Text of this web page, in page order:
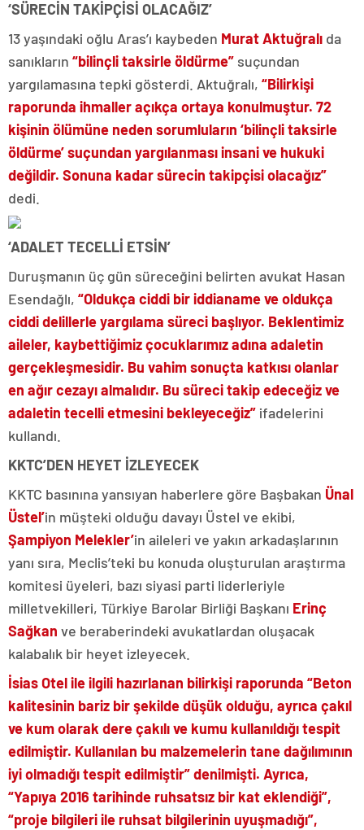
‘SÜRECİN TAKİPÇİSİ OLACAĞIZ’
13 yaşındaki oğlu Aras’ı kaybeden Murat Aktuğralı da
sanıkların “bilinçli taksirle öldürme” suçundan
yargılamasına tepki gösterdi. Aktuğralı, “Bilirkişi
raporunda ihmaller açıkça ortaya konulmuştur. 72
kişinin ölümüne neden sorumluların ‘bilinçli taksirle
öldürme’ suçundan yargılanması insani ve hukuki
değildir. Sonuna kadar sürecin takipçisi olacağız”
dedi.
‘ADALET TECELLİ ETSİN’
Duruşmanın üç gün süreceğini belirten avukat Hasan
Esendağlı, “Oldukça ciddi bir iddianame ve oldukça
ciddi delillerle yargılama süreci başlıyor. Beklentimiz
aileler, kaybettiğimiz çocuklarımız adına adaletin
gerçekleşmesidir. Bu vahim sonuçta katkısı olanlar
en ağır cezayı almalıdır. Bu süreci takip edeceğiz ve
adaletin tecelli etmesini bekleyeceğiz” ifadelerini
kullandı.
KKTC’DEN HEYET İZLEYECEK
KKTC basınına yansıyan haberlere göre Başbakan Ünal
Üstel’in müşteki olduğu davayı Üstel ve ekibi,
Şampiyon Melekler’in aileleri ve yakın arkadaşlarının
yanı sıra, Meclis’teki bu konuda oluşturulan araştırma
komitesi üyeleri, bazı siyasi parti liderleriyle
milletvekilleri, Türkiye Barolar Birliği Başkanı Erinç
Sağkan ve beraberindeki avukatlardan oluşacak
kalabalık bir heyet izleyecek.
İsias Otel ile ilgili hazırlanan bilirkişi raporunda “Beton
kalitesinin bariz bir şekilde düşük olduğu, ayrıca çakıl
ve kum olarak dere çakılı ve kumu kullanıldığı tespit
edilmiştir. Kullanılan bu malzemelerin tane dağılımının
iyi olmadığı tespit edilmiştir” denilmişti. Ayrıca,
“Yapıya 2016 tarihinde ruhsatsız bir kat eklendiği”,
“proje bilgileri ile ruhsat bilgilerinin uyuşmadığı”,